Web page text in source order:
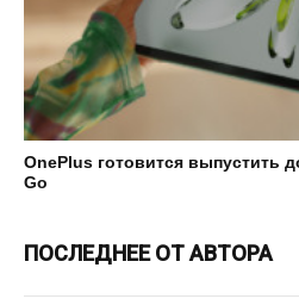
OnePlus готовится выпустить
Go
ПОСЛЕДНЕЕ ОТ АВТОРА